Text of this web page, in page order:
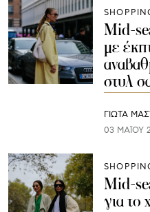
Mid-
με
στυλ
ΓΙΩΤΑ
03 ΜΑΪ́ΟΥ
Mid-
για το